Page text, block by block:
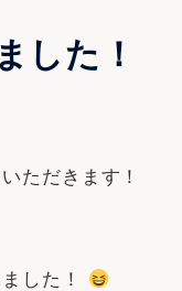
した！
ただきます！
した！